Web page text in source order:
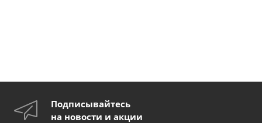
Подписывайтесь
на новости и акции